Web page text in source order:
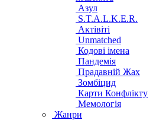
Азул
S.T.A.L.K.E.R.
Актівіті
Unmatched
Кодові імена
Пандемія
Прадавній Жах
Зомбіцид
Карти Конфлікту
Мемологія
Жанри